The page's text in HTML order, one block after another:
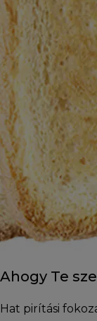
Ahogy Te
Hat pirítási